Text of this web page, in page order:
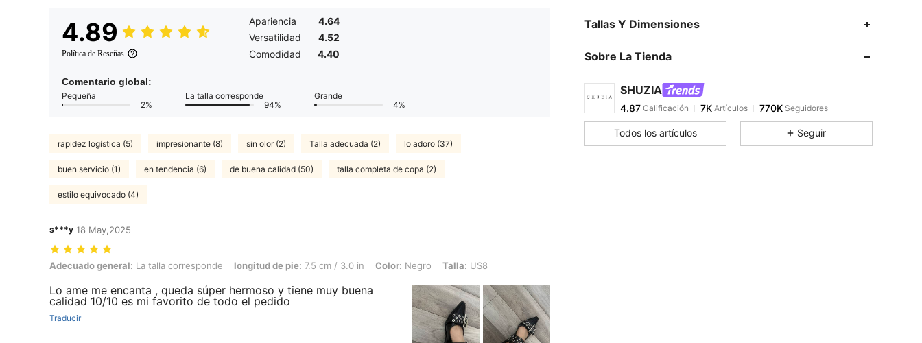
4.89
Política de Reseñas
Apariencia
4.64
Versatilidad
4.52
Comodidad
4.40
Comentario global:
Pequeña
2%
La talla corresponde
94%
Grande
4%
rapidez logística (5) impresionante (8) sin olor (2) Talla adecuada (2) lo adoro (37)
buen servicio (1) en tendencia (6) de buena calidad (50) talla completa de copa (2)
estilo equivocado (4)
s***y 18 May,2025
Adecuado general: La talla corresponde, longitud de pie: 7.5 cm / 3.0 in, Color: Negro, Talla: US8
Adecuado general: La talla corresponde longitud de pie: 7.5 cm / 3.0 in Color: Negro Talla: US8
Lo ame me encanta , queda súper hermoso y tiene muy buena
calidad 10/10 es mi favorito de todo el pedido
Traducir
Tallas Y Dimensiones
Sobre La Tienda
SHUZIA
4.87
4.87 Calificación 7K
s***1pagó Hace 5 horas
4.87
Todos los artículos Seguir